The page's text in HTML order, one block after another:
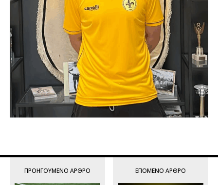
ΠΡΟΗΓΟΎΜΕΝΟ ΆΡΘΡΟ ΕΠΌΜΕΝΟ ΆΡΘΡΟ